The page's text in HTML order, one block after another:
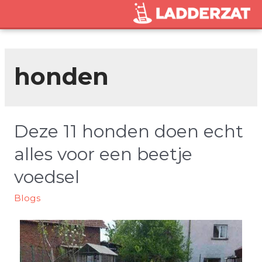
honden
Deze 11 honden doen echt
alles voor een beetje
voedsel
Blogs